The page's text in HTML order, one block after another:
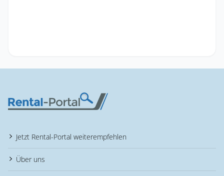
Jetzt Rental-Portal weiterempfehlen
Über uns